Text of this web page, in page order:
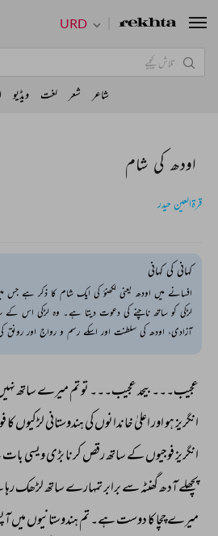
اودھ کی شام
قرۃالعین حیدر
کہانی کی کہانی
افسانے میں اودھ یعنی لکھنؤ کی ایک شام کا ذکر ہے جس
لڑکی کو ساتھ ناچنے کی دعوت دیتا ہے۔ وہ لڑکی اس
آزادی، اودھ کی سلطنت اور اسکے رسم و رواج اور رونق
عجیب۔۔۔ بیحد عجیب۔۔۔ تو تم میرے ساتھ
انگریز ہو اور اعلیٰ خاندانوں کی ہندوستانی لڑکیوں کا
انگریز فوجیوں کے ساتھ رقص کرنا بڑی ویسی بات
پچھلے آدھ گھنٹہ سے برابر تمہارے ساتھ لڑھک رہا
میرے چچا کا دوست ہے۔ تم ہندوستانیوں میں
URD
شاعر شعر لغت ویڈیو